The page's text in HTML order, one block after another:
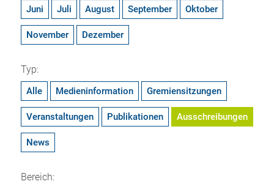
Juni Juli August September Oktober
November Dezember
Typ:
Alle Medieninformation Gremiensitzungen
Veranstaltungen Publikationen Ausschreibungen
News
Bereich: